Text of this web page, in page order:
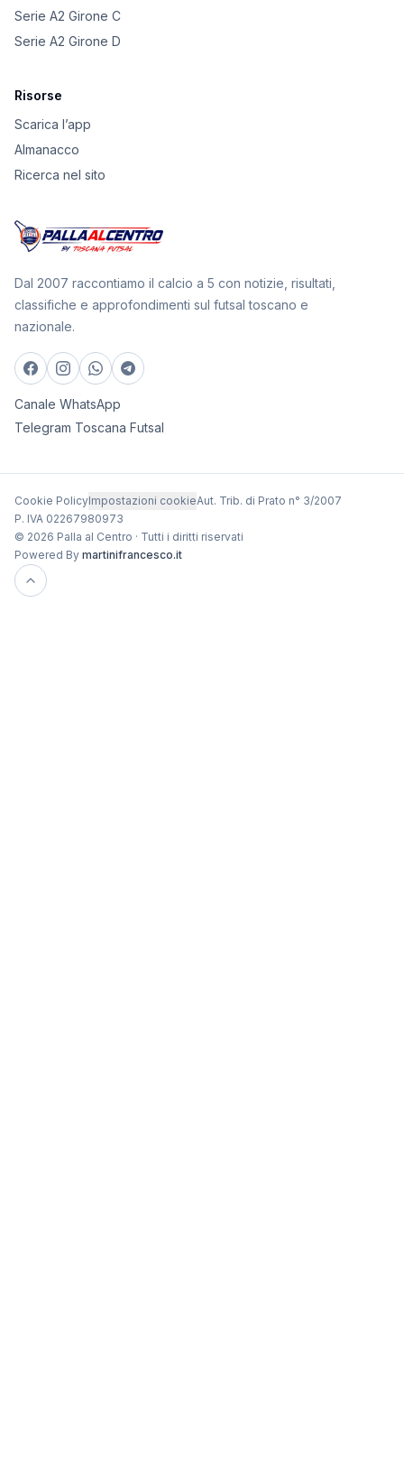
Serie A2 Girone C
Serie A2 Girone D
Risorse
Scarica l’app
Almanacco
Ricerca nel sito
Dal 2007 raccontiamo il calcio a 5 con notizie, risultati,
classifiche e approfondimenti sul futsal toscano e
nazionale.
Canale WhatsApp
Telegram Toscana Futsal
Cookie PolicyImpostazioni cookieAut. Trib. di Prato n° 3/2007
P. IVA 02267980973
© 2026 Palla al Centro · Tutti i diritti riservati
Powered By martinifrancesco.it